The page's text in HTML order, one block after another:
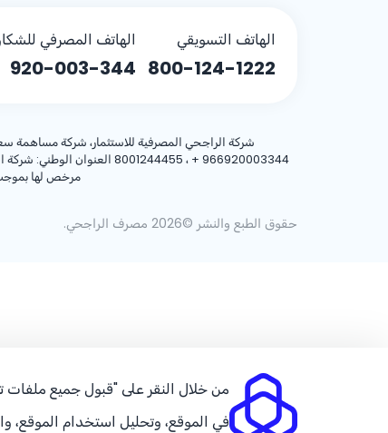
الهاتف التسويقي
800-124-1222
الهاتف المصرفي
920-003-344
شركة الراجحي المصرفية للاستثمار، شركة مساهمة سعودية،
+ 966920003344
مرخص لها بموجب قرار معالي وزير المالية
حقوق الطبع والنشر ©2026 مصرف الراجحي.
من خلال النقر على "قبول جميع ملفات
في الموقع، وتحليل استخدام الموقع،